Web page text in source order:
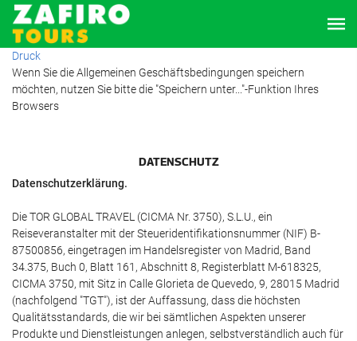
Druck
Wenn Sie die Allgemeinen Geschäftsbedingungen speichern
möchten, nutzen Sie bitte die "Speichern unter..."-Funktion Ihres
Browsers
DATENSCHUTZ
Datenschutzerklärung.
Die TOR GLOBAL TRAVEL (CICMA Nr. 3750), S.L.U., ein
Reiseveranstalter mit der Steueridentifikationsnummer (NIF) B-
87500856, eingetragen im Handelsregister von Madrid, Band
34.375, Buch 0, Blatt 161, Abschnitt 8, Registerblatt M-618325,
CICMA 3750, mit Sitz in Calle Glorieta de Quevedo, 9, 28015 Madrid
(nachfolgend "TGT"), ist der Auffassung, dass die höchsten
Qualitätsstandards, die wir bei sämtlichen Aspekten unserer
Produkte und Dienstleistungen anlegen, selbstverständlich auch für